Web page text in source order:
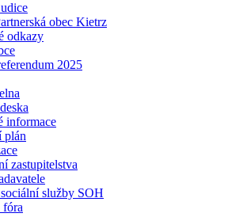
obec Kietrz
odkazy
2025
informace
plán
zastupitelstva
služby SOH
fóra